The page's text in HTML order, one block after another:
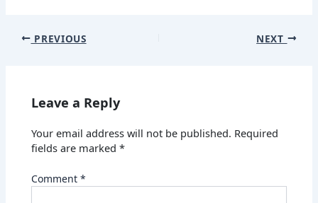
PREVIOUS NEXT
Leave a Reply
Your email address will not be published. Required
fields are marked*
Comment*